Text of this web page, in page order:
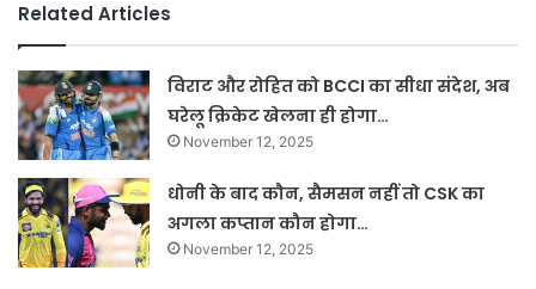
Related Articles
विराट और रोहित को BCCI का सीधा संदेश, अब
घरेलू क्रिकेट खेलना ही होगा…
November 12, 2025
धोनी के बाद कौन, सैमसन नहीं तो CSK का
अगला कप्तान कौन होगा…
November 12, 2025